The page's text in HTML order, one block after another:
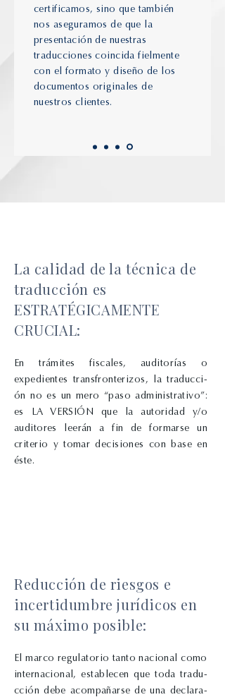
certificamos, sino que también
nos aseguramos de que la
presentación de nuestras
traducciones coincida fielmente
con el formato y diseño de los
documentos originales de
nuestros clientes.
La calidad de la técnica de
traducción es
ESTRATÉGICAMENTE
CRUCIAL:
En trámites fiscales,auditorías o
expedientes transfronterizos, latraducci-
ónno es un mero “paso administrativo”:
es LA VERSIÓN que la autoridad y/o
auditores leerán a fin de formarse un
criterio y tomar decisiones con base en
éste.
Reducción de riesgos e
incertidumbre jurídicos en
su máximo posible:
Elmarco regulatorio tantonacionalcomo
internacional,establecenquetodatradu-
ccióndebe acompañarsedeuna declara-